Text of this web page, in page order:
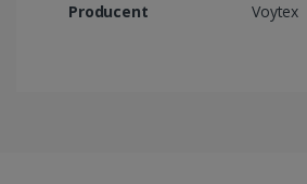
Producent Voytex